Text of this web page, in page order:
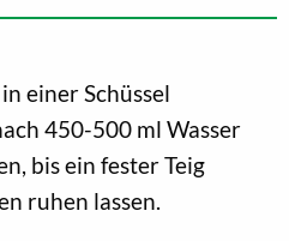
einer Schüssel
450-500 ml Wasser
bis ein fester Teig
ruhen lassen.